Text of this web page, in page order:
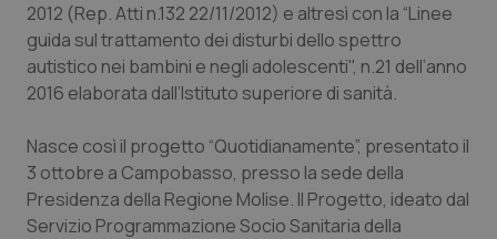
Sicilia
Toscana
Umbria
Valle D’Aosta
Neuroscienze & patologie neurodegenerative
Obesità
Oftalmologia
Oncodermatologia
2012 (Rep. Atti n.132 22/11/2012) e altresì con la “Linee
guida sul trattamento dei disturbi dello spettro
autistico nei bambini e negli adolescenti", n.21 dell’anno
2016 elaborata dall’Istituto superiore di sanità.
Nasce così il progetto “Quotidianamente”, presentato il
3 ottobre a Campobasso, presso la sede della
Presidenza della Regione Molise. Il Progetto, ideato dal
Servizio Programmazione Socio Sanitaria della